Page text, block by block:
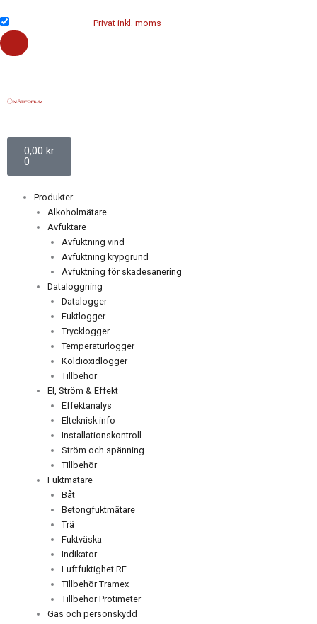
till
innehåll
Privat inkl. moms
0,00 kr
0
Varukorg
Produkter
Alkoholmätare
Avfuktare
Avfuktning vind
Avfuktning krypgrund
Avfuktning för skadesanering
Dataloggning
Datalogger
Fuktlogger
Trycklogger
Temperaturlogger
Koldioxidlogger
Tillbehör
El, Ström & Effekt
Effektanalys
Elteknisk info
Installationskontroll
Ström och spänning
Tillbehör
Fuktmätare
Båt
Betongfuktmätare
Trä
Fuktväska
Indikator
Luftfuktighet RF
Tillbehör Tramex
Tillbehör Protimeter
Gas och personskydd